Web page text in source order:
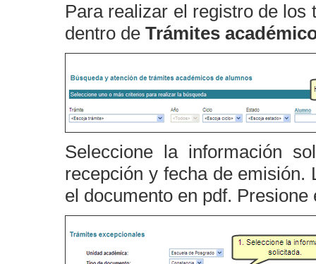
Para realizar el registro de
dentro de Trámites
Seleccione la información
recepción y fecha de emisión.
el documento en pdf.